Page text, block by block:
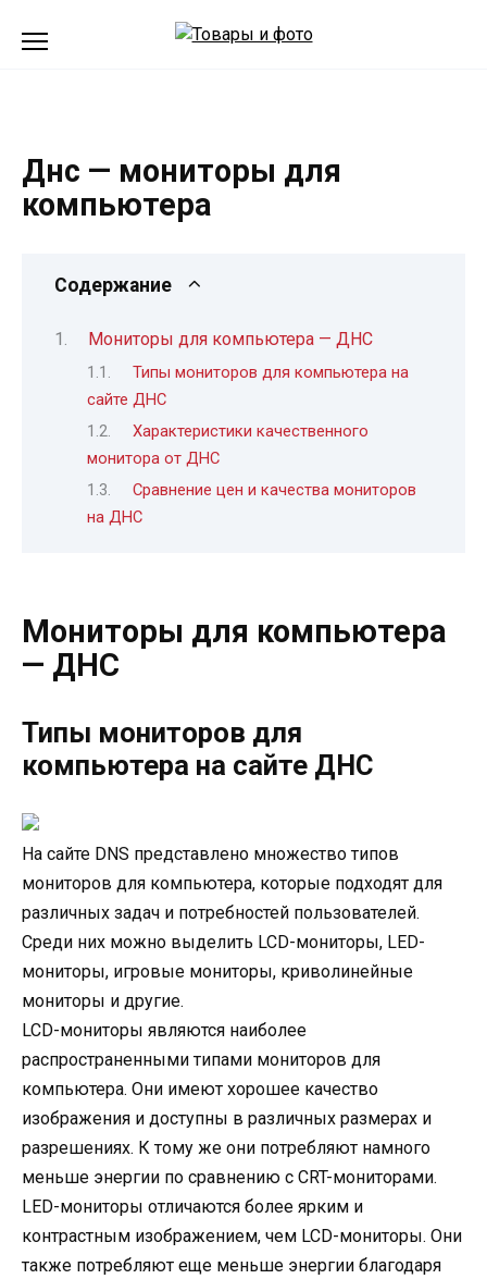
Днс — мониторы для
компьютера
Содержание
Мониторы для компьютера — ДНС
Типы мониторов для компьютера на
сайте ДНС
Характеристики качественного
монитора от ДНС
Сравнение цен и качества мониторов
на ДНС
Мониторы для компьютера
— ДНС
Типы мониторов для
компьютера на сайте ДНС
На сайте DNS представлено множество типов
мониторов для компьютера, которые подходят для
различных задач и потребностей пользователей.
Среди них можно выделить LCD-мониторы, LED-
мониторы, игровые мониторы, криволинейные
мониторы и другие.
LCD-мониторы являются наиболее
распространенными типами мониторов для
компьютера. Они имеют хорошее качество
изображения и доступны в различных размерах и
разрешениях. К тому же они потребляют намного
меньше энергии по сравнению с CRT-мониторами.
LED-мониторы отличаются более ярким и
контрастным изображением, чем LCD-мониторы. Они
также потребляют еще меньше энергии благодаря